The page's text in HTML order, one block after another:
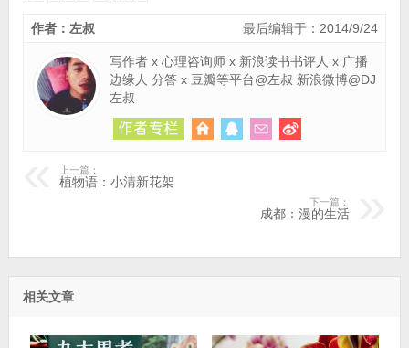
最后编辑于：2014/9/24
作者：左叔
写作者 x 心理咨询师 x 新浪读书书评人 x 广播
边缘人 分答 x 豆瓣等平台@左叔 新浪微博@DJ
左叔
上一篇：
植物语：小清新花架
下一篇：
成都：漫的生活
相关文章